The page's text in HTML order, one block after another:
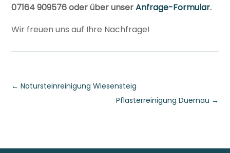
07164 909576 oder über unserAnfrage-Formular.
Wir freuen uns auf Ihre Nachfrage!
←Natursteinreinigung Wiesensteig
Pflasterreinigung Duernau →